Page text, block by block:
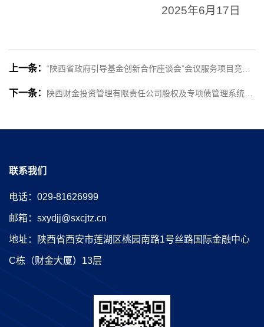
2025年6月17日
上一条： “陕西省政府引导基金创新合作座谈会”会议服务项目竞争性磋商成交结果公示
下一条： 陕西财金投资管理有限责任公司股权及专项债管理系统（二期投资业务管理系统）开发建设项目竞争性磋商成交结果公示
联系我们
电话：029-81626999
邮箱：sxydjj@sxcjtz.cn
地址：陕西省西安市莲湖区桃园南路1号丝路国际金融中心
C栋（财金大厦）13层